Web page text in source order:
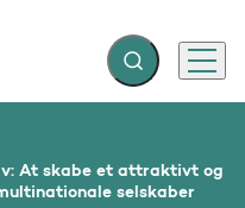
Fold søgefelt ud
Menu
At skabe et attraktivt og
selskaber